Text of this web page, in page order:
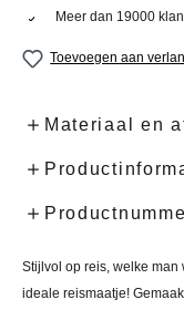
Meer dan 19000
Toevoegen aan
Materiaal en
Stijlvol op reis, welke man
ideale reismaatje!